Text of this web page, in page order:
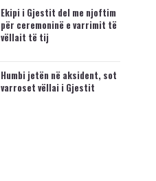
Ekipi i Gjestit del me njoftim
për ceremoninë e varrimit të
vëllait të tij
Humbi jetën në aksident, sot
varroset vëllai i Gjestit